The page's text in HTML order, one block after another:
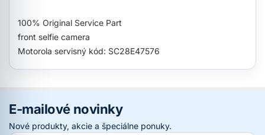
100% Original Service Part
front selfie camera
Motorola servisný kód: SC28E47576
E-mailové novinky
Nové produkty, akcie a špeciálne ponuky.